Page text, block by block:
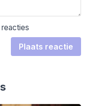
Plaats reactie